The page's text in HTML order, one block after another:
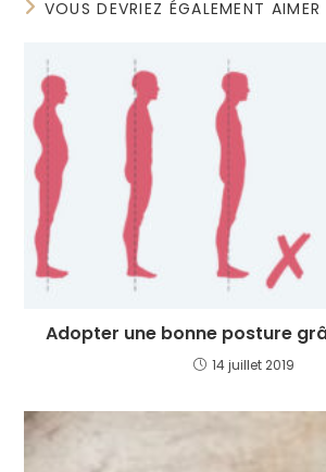
VOUS DEVRIEZ ÉGALEMENT AIMER
Adopter une bonne posture
14 juillet 2019